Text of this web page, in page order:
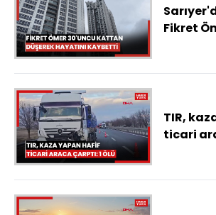
Fikret
TIR,
ticari